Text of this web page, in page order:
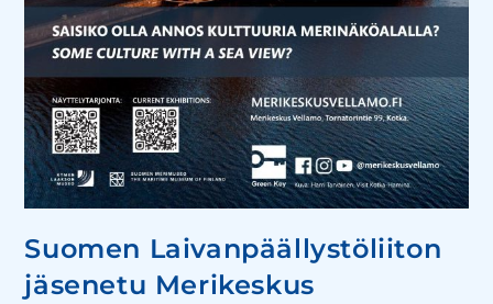
Suomen Laivanpäällystöliiton
jäsenetu Merikeskus